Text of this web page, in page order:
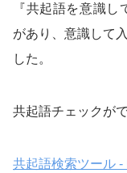
『共起語を意識
があり、意識して
した。
共起語チェックが
共起語検索ツール -